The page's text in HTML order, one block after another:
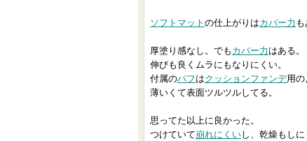
気
入
り
登
さ
ソフト マット の仕上がりはカバー力
厚塗り感なし。でも カバー力 はある。
伸びも良くムラにもなりにくい。
付属のパフはクッションファンデ用の
薄いくて表面ツルツルしてる。
思ってた以上に良かった。
つけていて崩れにくいし、乾燥もしに